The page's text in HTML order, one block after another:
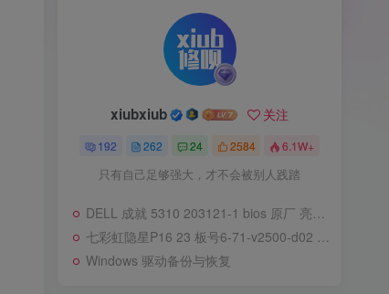
xiubxiub 关注
192 262 24 2584 6.1W+
只有自己足够强大，才不会被别人践踏
DELL 成就 5310 203121-1 bios 原厂 亮机快
七彩虹隐星P16 23 板号6-71-v2500-d02 淘宝买Bios
Windows 驱动备份与恢复